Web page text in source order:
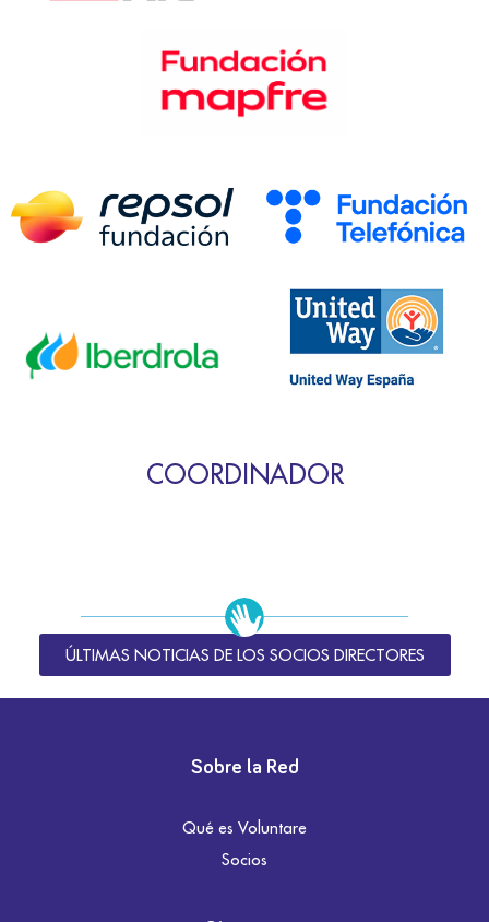
COORDINADOR
ÚLTIMAS NOTICIAS DE LOS SOCIOS DIRECTORES
Sobre la Red
Qué es Voluntare
Socios